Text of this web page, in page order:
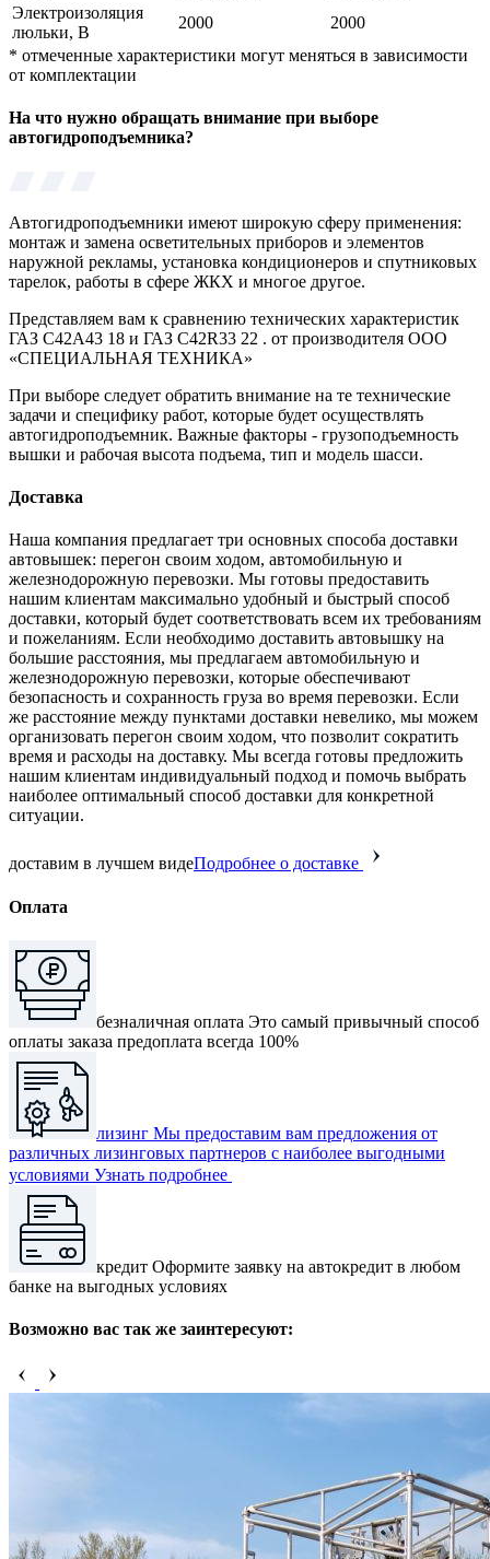
Электроизоляция
люльки, В
2000
2000
* отмеченные характеристики могут меняться в зависимости
от комплектации
На что нужно обращать внимание при выборе
автогидроподъемника?
Автогидроподъемники имеют широкую сферу применения:
монтаж и замена осветительных приборов и элементов
наружной рекламы, установка кондиционеров и спутниковых
тарелок, работы в сфере ЖКХ и многое другое.
Представляем вам к сравнению технических характеристик
ГАЗ C42A43 18 и ГАЗ C42R33 22 . от производителя ООО
«СПЕЦИАЛЬНАЯ ТЕХНИКА»
При выборе следует обратить внимание на те технические
задачи и специфику работ, которые будет осуществлять
автогидроподъемник. Важные факторы - грузоподъемность
вышки и рабочая высота подъема, тип и модель шасси.
Доставка
Наша компания предлагает три основных способа доставки
автовышек: перегон своим ходом, автомобильную и
железнодорожную перевозки. Мы готовы предоставить
нашим клиентам максимально удобный и быстрый способ
доставки, который будет соответствовать всем их требованиям
и пожеланиям. Если необходимо доставить автовышку на
большие расстояния, мы предлагаем автомобильную и
железнодорожную перевозки, которые обеспечивают
безопасность и сохранность груза во время перевозки. Если
же расстояние между пунктами доставки невелико, мы можем
организовать перегон своим ходом, что позволит сократить
время и расходы на доставку. Мы всегда готовы предложить
нашим клиентам индивидуальный подход и помочь выбрать
наиболее оптимальный способ доставки для конкретной
ситуации.
доставим в лучшем видеПодробнее о доставке
Оплата
безналичная оплата Это самый привычный способ
оплаты заказа предоплата всегда 100%
лизинг Мы предоставим вам предложения от
различных лизинговых партнеров с наиболее выгодными
условиями Узнать подробнее
кредит Оформите заявку на автокредит в любом
банке на выгодных условиях
Возможно вас так же заинтересуют: